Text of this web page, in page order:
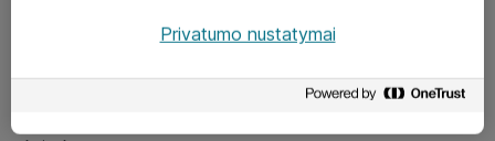
Privatumo nustatymai